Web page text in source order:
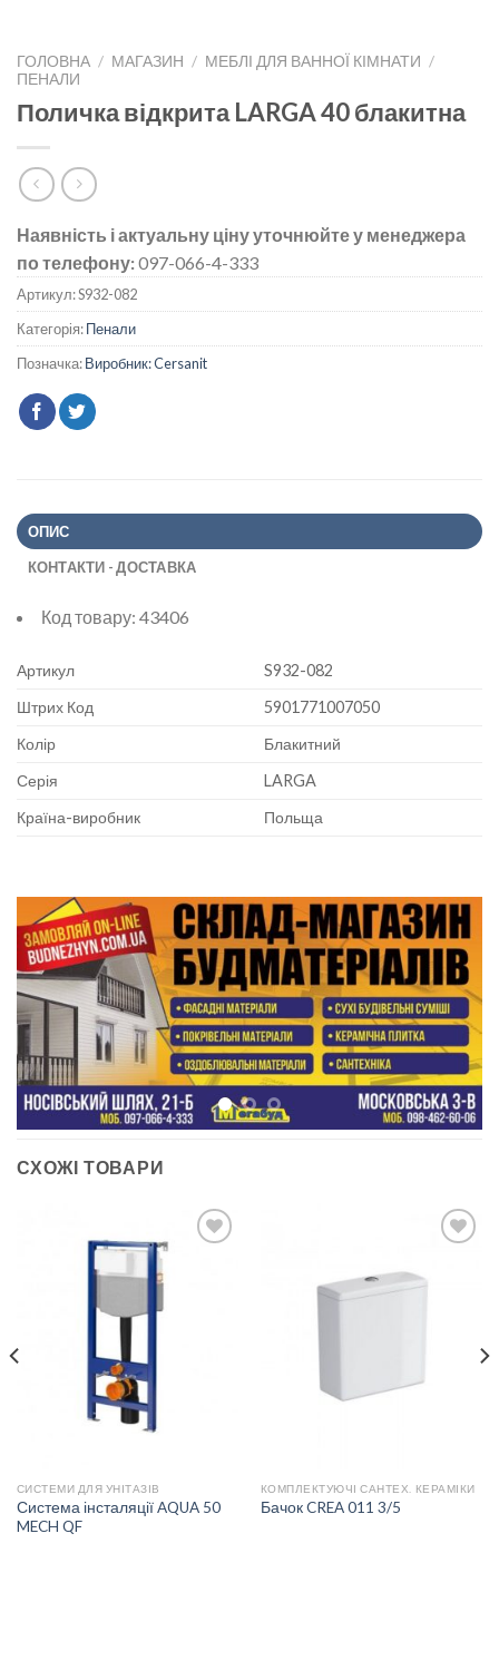
ГОЛОВНА / МАГАЗИН / МЕБЛІ ДЛЯ ВАННОЇ КІМНАТИ /
ПЕНАЛИ
Поличка відкрита LARGA 40 блакитна
Наявність і актуальну ціну уточнюйте у менеджера
по телефону:097-066-4-333
Артикул:S932-082
Категорія:Пенали
Позначка:Виробник: Cersanit
ОПИС
КОНТАКТИ - ДОСТАВКА
Код товару: 43406
Артикул
S932-082
Штрих Код
5901771007050
Колір
Блакитний
Серія
LARGA
Країна-виробник
Польща
СХОЖІ ТОВАРИ
СИСТЕМИ ДЛЯ УНІТАЗІВ
Система інсталяції AQUA 50
MECH QF
КОМПЛЕКТУЮЧІ САНТЕХ. КЕРАМІКИ
Бачок CREA 011 3/5